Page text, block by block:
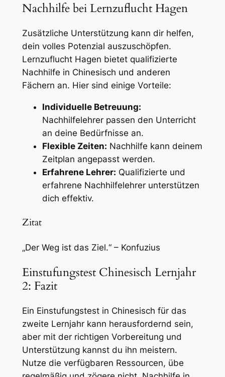
Nachhilfe bei Lernzuflucht Hagen
Zusätzliche Unterstützung kann dir helfen,
dein volles Potenzial auszuschöpfen.
Lernzuflucht Hagen bietet qualifizierte
Nachhilfe in Chinesisch und anderen
Fächern an. Hier sind einige Vorteile:
Individuelle Betreuung:
Nachhilfelehrer passen den Unterricht
an deine Bedürfnisse an.
Flexible Zeiten: Nachhilfe kann deinem
Zeitplan angepasst werden.
Erfahrene Lehrer: Qualifizierte und
erfahrene Nachhilfelehrer unterstützen
dich effektiv.
Zitat
„Der Weg ist das Ziel.“– Konfuzius
Einstufungstest Chinesisch Lernjahr
2: Fazit
Ein Einstufungstest in Chinesisch für das
zweite Lernjahr kann herausfordernd sein,
aber mit der richtigen Vorbereitung und
Unterstützung kannst du ihn meistern.
Nutze die verfügbaren Ressourcen, übe